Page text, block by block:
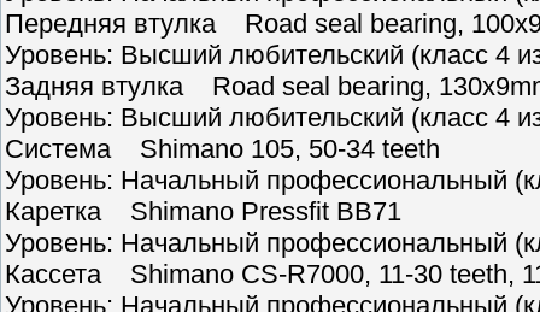
Передняя втулка Road seal bearing,
Уровень: Высший любительский (класс 4
Задняя втулка Road seal bearing,
Уровень: Высший любительский (класс 4
Система Shimano 105, 50-34 teeth
Уровень: Начальный профессиональный
Каретка Shimano Pressfit BB71
Уровень: Начальный профессиональный
Кассета Shimano CS-R7000, 11-30 teeth,
Уровень: Начальный профессиональный